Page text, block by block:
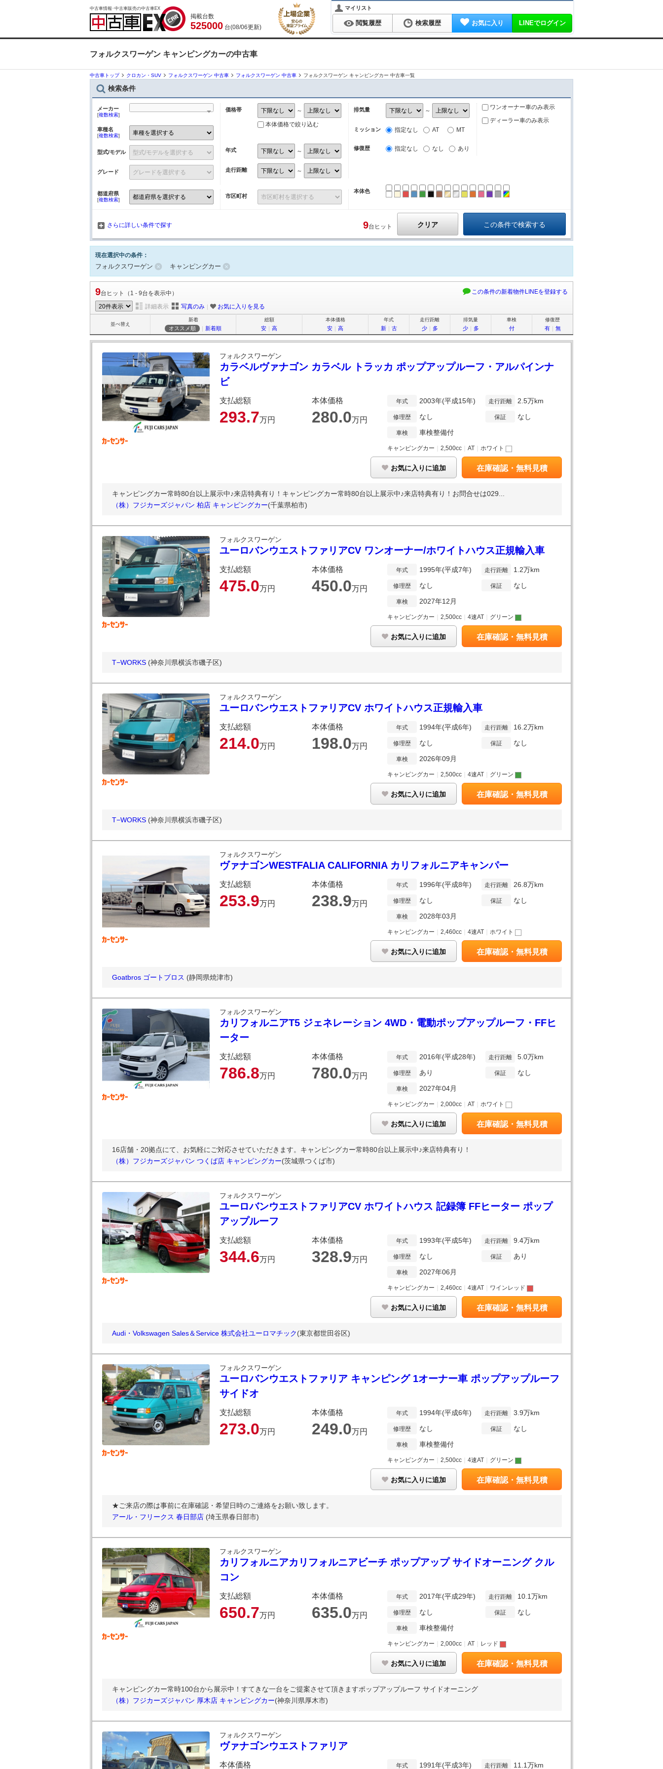
中古車情報･中古車販売の中古車EX
掲載台数
525000 台(08/06更新)
マイリスト
閲覧履歴 検索履歴 お気に入り LINEでログイン
フォルクスワーゲン キャンピングカーの中古車
中古車トップ クロカン・SUV フォルクスワーゲン 中古車 フォルクスワーゲン 中古車 フォルクスワーゲン キャンピングカー 中古車一覧
検索条件
メーカー
[複数検索]
車種名
[複数検索]
型式/モデル
グレード
価格帯 ～
本体価格で絞り込む
年式 ～
走行距離 ～
排気量 ～
ミッション 指定なし AT MT
修復歴 指定なし なし あり
ワンオーナー車のみ表示
ディーラー車のみ表示
都道府県
[複数検索]
市区町村
本体色
レッドブルーグリーン
ブラック
ブラウンゴールド パープル
グレー
さらに詳しい条件で探す クリア
9台ヒット
現在選択中の条件：
フォルクスワーゲン キャンピングカー
9台ヒット（1 - 9台を表示中） この条件の新着物件LINEを登録する
詳細表示 写真のみ ｜ お気に入りを見る
並べ替え
新着
オススメ順 ｜ 新着順
総額
安 ｜ 高
本体価格
安 ｜ 高
年式
新｜ 古
走行距離
少｜ 多
排気量
少｜ 多
車検
付
修復歴
有｜ 無
フォルクスワーゲン
カラベルヴァナゴン カラベル トラッカ ポップアップルーフ・アルパインナ
ビ
支払総額
293.7万円
本体価格
280.0万円
年式 2003年(平成15年)
修理歴 なし
車検 車検整備付
走行距離 2.5万km
保証 なし
キャンピングカー 2,500cc AT ホワイト
お気に入りに追加 在庫確認・無料見積
キャンピングカー常時80台以上展示中♪来店特典有り！キャンピングカー常時80台以上展示中♪来店特典有り！お問合せは029...
（株）フジカーズジャパン 柏店 キャンピングカー(千葉県柏市)
フォルクスワーゲン
ユーロバンウエストファリアCV ワンオーナー/ホワイトハウス正規輸入車
支払総額
475.0万円
本体価格
450.0万円
年式 1995年(平成7年)
修理歴 なし
車検 2027年12月
走行距離 1.2万km
保証 なし
キャンピングカー 2,500cc 4速AT グリーン
お気に入りに追加 在庫確認・無料見積
T−WORKS (神奈川県横浜市磯子区)
フォルクスワーゲン
ユーロバンウエストファリアCV ホワイトハウス正規輸入車
支払総額
214.0万円
本体価格
198.0万円
年式 1994年(平成6年)
修理歴 なし
車検 2026年09月
走行距離 16.2万km
保証 なし
キャンピングカー 2,500cc 4速AT グリーン
お気に入りに追加 在庫確認・無料見積
T−WORKS (神奈川県横浜市磯子区)
フォルクスワーゲン
ヴァナゴンWESTFALIA CALIFORNIA カリフォルニアキャンパー
支払総額
253.9万円
本体価格
238.9万円
年式 1996年(平成8年)
修理歴 なし
車検 2028年03月
走行距離 26.8万km
保証 なし
キャンピングカー 2,460cc 4速AT ホワイト
お気に入りに追加 在庫確認・無料見積
Goatbros ゴートブロス (静岡県焼津市)
フォルクスワーゲン
カリフォルニアT5 ジェネレーション 4WD・電動ポップアップルーフ・FFヒ
ーター
支払総額
786.8万円
本体価格
780.0万円
年式 2016年(平成28年)
修理歴 あり
車検 2027年04月
走行距離 5.0万km
保証 なし
キャンピングカー 2,000cc AT ホワイト
お気に入りに追加 在庫確認・無料見積
16店舗・20拠点にて、お気軽にご対応させていただきます。キャンピングカー常時80台以上展示中♪来店特典有り！
（株）フジカーズジャパン つくば店 キャンピングカー(茨城県つくば市)
フォルクスワーゲン
ユーロバンウエストファリアCV ホワイトハウス 記録簿 FFヒーター ポップ
アップルーフ
支払総額
344.6万円
本体価格
328.9万円
年式 1993年(平成5年)
修理歴 なし
車検 2027年06月
走行距離 9.4万km
保証 あり
キャンピングカー 2,460cc 4速AT ワインレッド
お気に入りに追加 在庫確認・無料見積
Audi・Volkswagen Sales＆Service 株式会社ユーロマチック(東京都世田谷区)
フォルクスワーゲン
ユーロバンウエストファリア キャンピング 1オーナー車 ポップアップルーフ
サイドオ
支払総額
273.0万円
本体価格
249.0万円
年式 1994年(平成6年)
修理歴 なし
車検 車検整備付
走行距離 3.9万km
保証 なし
キャンピングカー 2,500cc 4速AT グリーン
お気に入りに追加 在庫確認・無料見積
★ご来店の際は事前に在庫確認・希望日時のご連絡をお願い致します。
アール・フリークス 春日部店 (埼玉県春日部市)
フォルクスワーゲン
カリフォルニアカリフォルニアビーチ ポップアップ サイドオーニング クル
コン
支払総額
650.7万円
本体価格
635.0万円
年式 2017年(平成29年)
修理歴 なし
車検 車検整備付
走行距離 10.1万km
保証 なし
キャンピングカー 2,000cc AT レッド
お気に入りに追加 在庫確認・無料見積
キャンピングカー常時100台から展示中！すてきな一台をご提案させて頂きますポップアップルーフ サイドオーニング
（株）フジカーズジャパン 厚木店 キャンピングカー(神奈川県厚木市)
フォルクスワーゲン
ヴァナゴンウエストファリア
本体価格 年式 1991年(平成3年) 走行距離 11.1万km